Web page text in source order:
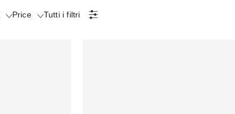
Price Tutti i filtri